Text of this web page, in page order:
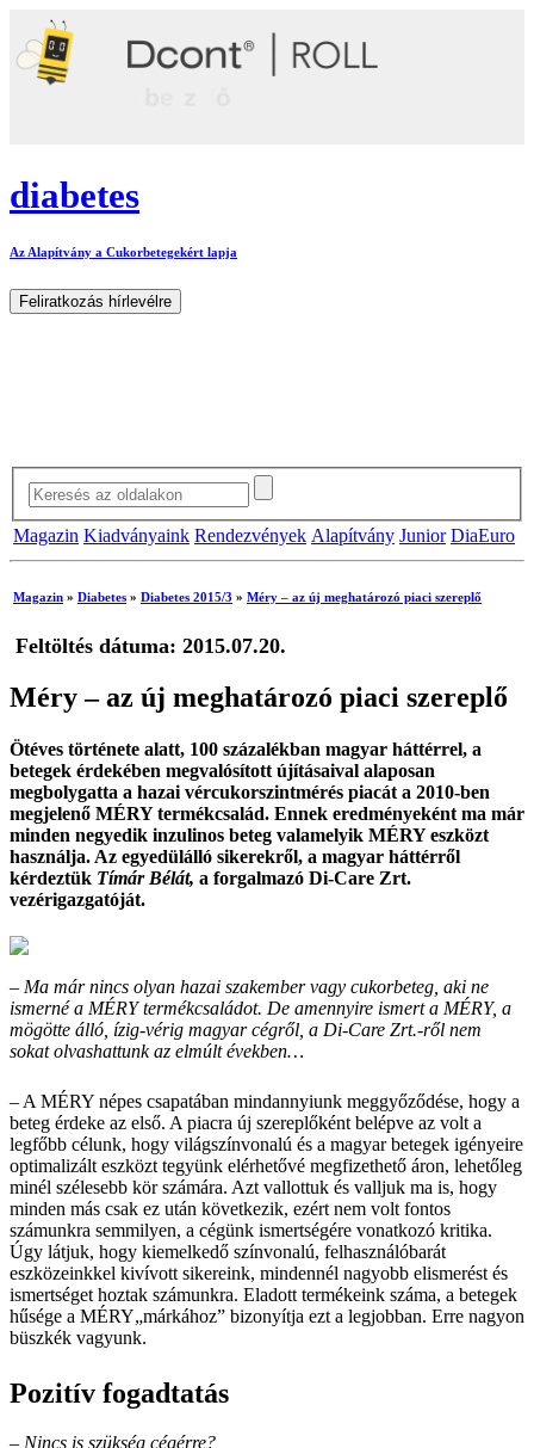
diabetes
Az Alapítvány a Cukorbetegekért lapja
Magazin Kiadványaink Rendezvények Alapítvány Junior DiaEuro
Magazin » Diabetes » Diabetes 2015/3 » Méry – az új meghatározó piaci szereplő
Feltöltés dátuma: 2015.07.20.
Méry – az új meghatározó piaci szereplő
Ötéves története alatt, 100 százalékban magyar háttérrel, a
betegek érdekében megvalósított újításaival alaposan
megbolygatta a hazai vércukorszintmérés piacát a 2010-ben
megjelenő MÉRY termékcsalád. Ennek eredményeként ma már
minden negyedik inzulinos beteg valamelyik MÉRY eszközt
használja. Az egyedülálló sikerekről, a magyar háttérről
kérdeztük Tímár Bélát, a forgalmazó Di-Care Zrt.
vezérigazgatóját.
– Ma már nincs olyan hazai szakember vagy cukorbeteg, aki ne
ismerné a MÉRY termékcsaládot. De amennyire ismert a MÉRY, a
mögötte álló, ízig-vérig magyar cégről, a Di-Care Zrt.-ről nem
sokat olvashattunk az elmúlt években…
– A MÉRY népes csapatában mindannyiunk meggyőződése, hogy a
beteg érdeke az első. A piacra új szereplőként belépve az volt a
legfőbb célunk, hogy világszínvonalú és a magyar betegek igényeire
optimalizált eszközt tegyünk elérhetővé megfizethető áron, lehetőleg
minél szélesebb kör számára. Azt vallottuk és valljuk ma is, hogy
minden más csak ez után következik, ezért nem volt fontos
számunkra semmilyen, a cégünk ismertségére vonatkozó kritika.
Úgy látjuk, hogy kiemelkedő színvonalú, felhasználóbarát
eszközeinkkel kivívott sikereink, mindennél nagyobb elismerést és
ismertséget hoztak számunkra. Eladott termékeink száma, a betegek
hűsége a MÉRY„márkához” bizonyítja ezt a legjobban. Erre nagyon
büszkék vagyunk.
Pozitív fogadtatás
– Nincs is szükség cégérre?